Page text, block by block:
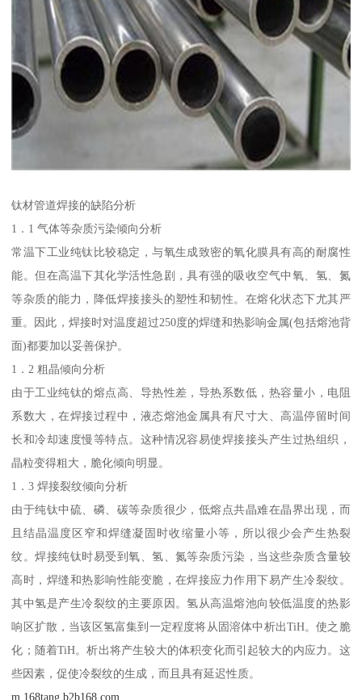
钛材管道焊接的缺陷分析
1．1 气体等杂质污染倾向分析
常温下工业纯钛比较稳定，与氧生成致密的氧化膜具有高的耐腐性
能。但在高温下其化学活性急剧，具有强的吸收空气中氧、氢、氮
等杂质的能力，降低焊接接头的塑性和韧性。在熔化状态下尤其严
重。因此，焊接时对温度超过250度的焊缝和热影响金属(包括熔池背
面)都要加以妥善保护。
1．2 粗晶倾向分析
由于工业纯钛的熔点高、导热性差，导热系数低，热容量小，电阻
系数大，在焊接过程中，液态熔池金属具有尺寸大、高温停留时间
长和冷却速度慢等特点。这种情况容易使焊接接头产生过热组织，
晶粒变得粗大，脆化倾向明显。
1．3 焊接裂纹倾向分析
由于纯钛中硫、磷、碳等杂质很少，低熔点共晶难在晶界出现，而
且结晶温度区窄和焊缝凝固时收缩量小等，所以很少会产生热裂
纹。焊接纯钛时易受到氧、氢、氮等杂质污染，当这些杂质含量较
高时，焊缝和热影响性能变脆，在焊接应力作用下易产生冷裂纹。
其中氢是产生冷裂纹的主要原因。氢从高温熔池向较低温度的热影
响区扩散，当该区氢富集到一定程度将从固溶体中析出TiH。使之脆
化；随着TiH。析出将产生较大的体积变化而引起较大的内应力。这
些因素，促使冷裂纹的生成，而且具有延迟性质。
m.168tang.b2b168.com